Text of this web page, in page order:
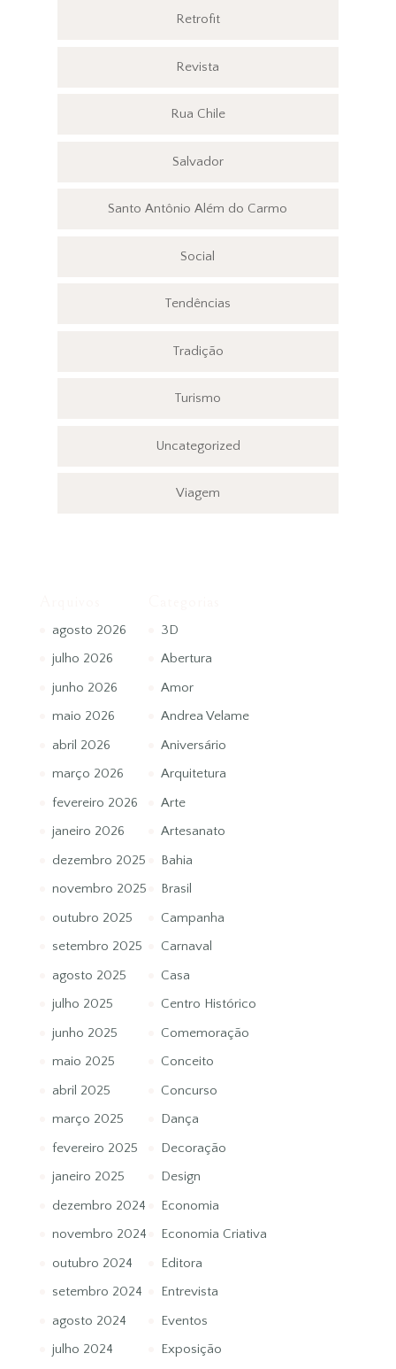
Retrofit
Revista
Rua Chile
Salvador
Santo Antônio Além do Carmo
Social
Tendências
Tradição
Turismo
Uncategorized
Viagem
agosto 2026
julho 2026
junho 2026
maio 2026
abril 2026
março 2026
fevereiro 2026
janeiro 2026
dezembro 2025
novembro 2025
outubro 2025
setembro 2025
agosto 2025
julho 2025
junho 2025
maio 2025
abril 2025
março 2025
fevereiro 2025
janeiro 2025
dezembro 2024
novembro 2024
outubro 2024
setembro 2024
agosto 2024
julho 2024
3D
Abertura
Amor
Andrea Velame
Aniversário
Arquitetura
Arte
Artesanato
Bahia
Brasil
Campanha
Carnaval
Casa
Centro Histórico
Comemoração
Conceito
Concurso
Dança
Decoração
Design
Economia
Economia Criativa
Editora
Entrevista
Eventos
Exposição